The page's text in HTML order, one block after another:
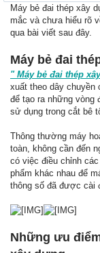
Máy bẻ đai thép xây
mắc và chưa hiểu rõ
qua bài viết sau đây.
Máy bẻ đai
" Máy bẻ đai thép
xuất theo dây chuyền
để tạo ra những vòng
sử dụng trong cắt bê
Thông thường máy
toàn, không cần đến
có việc điều chỉnh
phẩm khác nhau để
thông số đã được cài
Những ưu